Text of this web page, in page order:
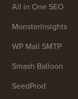
All in One SEO
MonsterInsights
WP Mail SMTP
Smash Balloon
SeedProd